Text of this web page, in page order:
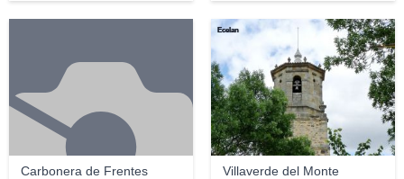
Carbonera de Frentes Villaverde del Monte
Ecelan